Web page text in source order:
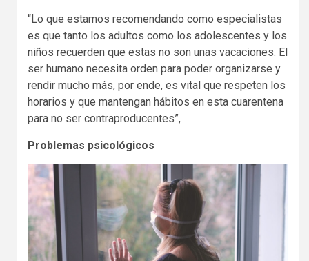
“Lo que estamos recomendando como especialistas
es que tanto los adultos como los adolescentes y los
niños recuerden que estas no son unas vacaciones. El
ser humano necesita orden para poder organizarse y
rendir mucho más, por ende, es vital que respeten los
horarios y que mantengan hábitos en esta cuarentena
para no ser contraproducentes”,
Problemas psicológicos